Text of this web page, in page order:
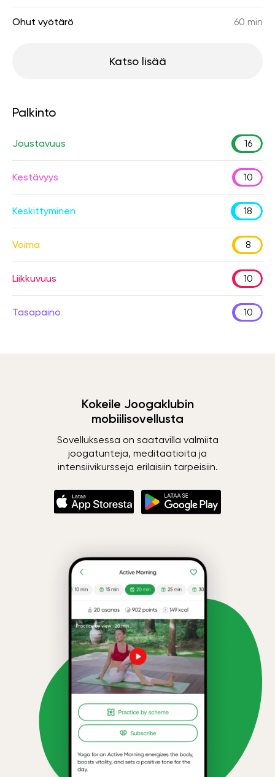
Ohut vyötärö 60 min
Katso lisää
Palkinto
Joustavuus 16
Kestävyys 10
Keskittyminen 18
Voima 8
Liikkuvuus 10
Tasapaino 10
Kokeile Joogaklubin
mobiilisovellusta
Sovelluksessa on saatavilla valmiita
joogatunteja, meditaatioita ja
intensiivikursseja erilaisiin tarpeisiin.